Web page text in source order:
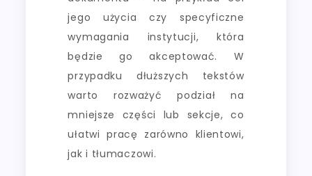
jego użycia czy specyficzne
wymagania instytucji, która
będzie go akceptować. W
przypadku dłuższych tekstów
warto rozważyć podział na
mniejsze części lub sekcje, co
ułatwi pracę zarówno klientowi,
jak i tłumaczowi.